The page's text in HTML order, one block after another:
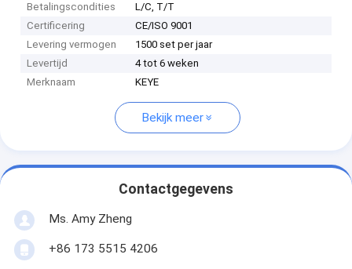
Betalingscondities
L/C, T/T
Certificering
CE/ISO 9001
Levering vermogen
1500 set per jaar
Levertijd
4 tot 6 weken
Merknaam
KEYE
Bekijk meer
Contactgegevens
Ms. Amy Zheng
+86 173 5515 4206